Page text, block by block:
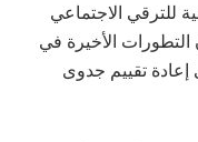
للترقي الاجتماعي
الأخيرة في
تقييم جدوى